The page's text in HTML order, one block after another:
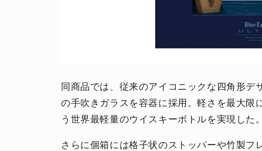
同商品では、従来のアイコニックな四角形デ
の手吹きガラスを容器に採用。軽さを最大限
う世界最軽量のウイスキーボトルを実現した。
さらに個箱には格子状のストッパーや竹製